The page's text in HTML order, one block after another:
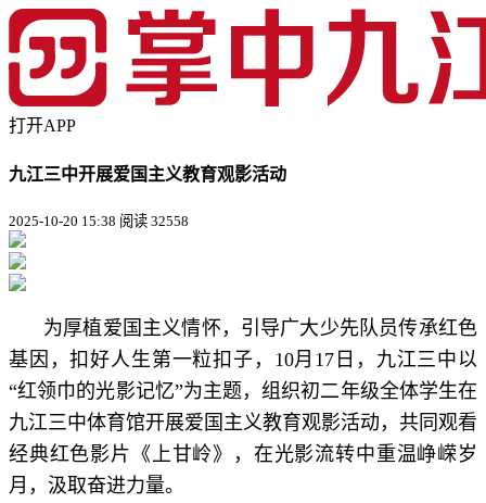
打开APP
九江三中开展爱国主义教育观影活动
2025-10-20 15:38 阅读 32558
为厚植爱国主义情怀，引导广大少先队员传承红色
基因，扣好人生第一粒扣子，10月17日，九江三中以
“红领巾的光影记忆”为主题，组织初二年级全体学生在
九江三中体育馆开展爱国主义教育观影活动，共同观看
经典红色影片《上甘岭》，在光影流转中重温峥嵘岁
月，汲取奋进力量。